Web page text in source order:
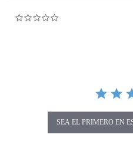
SEA EL PRIMERO EN